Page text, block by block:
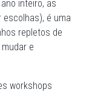
inteiro, as
é uma
repletos de
e
workshops